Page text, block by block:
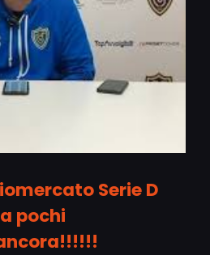
Serie D
pochi